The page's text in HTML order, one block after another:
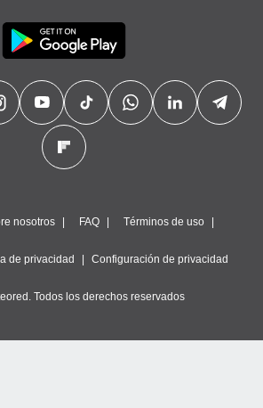
nosotros FAQ Términos de uso
de privacidad Configuración de privacidad
Todos los derechos reservados